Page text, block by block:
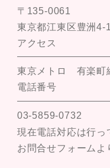
〒135-0061
東京都江東区豊洲4-
アクセス
東京メトロ 有楽町
電話番号
03-5859-0732
現在電話対応は行っ
お問合せフォームよ